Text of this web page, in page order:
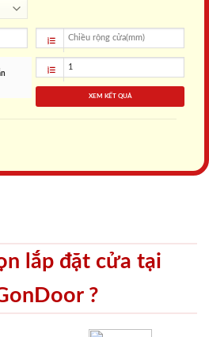
XEM KẾT QUẢ
lắp đặt cửa tại
?